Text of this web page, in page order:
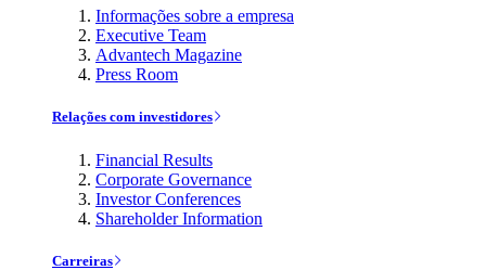
Informações sobre a empresa
Executive Team
Advantech Magazine
Press Room
Relações com investidores
Financial Results
Corporate Governance
Investor Conferences
Shareholder Information
Carreiras